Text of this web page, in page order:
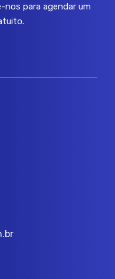
para agendar um